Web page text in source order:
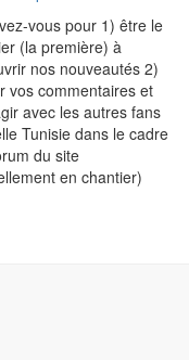
vous pour 1) être le
(la première) à
nos nouveautés 2)
vos commentaires et
avec les autres fans
Tunisie dans le cadre
du site
en chantier)